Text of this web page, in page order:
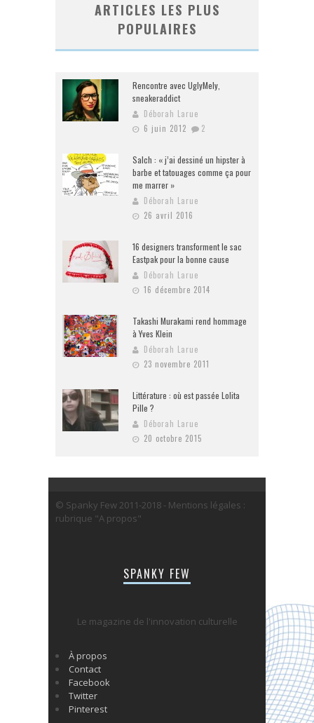
ARTICLES LES PLUS
POPULAIRES
Rencontre avec UglyMely,
sneakeraddict
Déborah Larue
6 juin 2012
2
Salch : « j’ai dessiné un hipster à
barbe et tatouages comme ça pour
me marrer »
Déborah Larue
26 avril 2016
16 designers transforment le sac
Eastpak pour la bonne cause
Déborah Larue
16 décembre 2014
Takashi Murakami rend hommage
à Yves Klein
Déborah Larue
23 novembre 2011
Littérature : où est passée Lolita
Pille ?
Déborah Larue
20 octobre 2015
© Spanky Few 2011-2018 - Mentions légales :
rubrique "A propos"
SPANKY FEW
Le magazine de l'innovation culturelle
À propos
Contact
Facebook
Twitter
Pinterest